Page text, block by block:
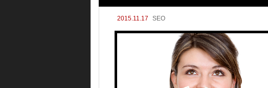
2015.11.17 SEO